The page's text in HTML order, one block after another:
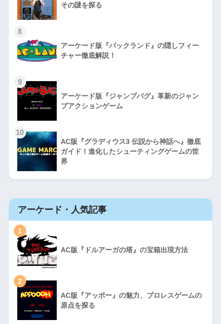
その謎を探る
8
アーケード版『パックランド』の隠しフィー
チャー徹底解説！
9
アーケード版『ジャンプバグ』革新のジャン
プアクションゲーム
10
AC版『グラディウス3 伝説から神話へ』徹底
ガイド！進化したシューティングゲームの世
界
アーケード・人気記事
1
AC版『ドルアーガの塔』の宝箱出現方法
2
AC版『アッポー』の魅力、プロレスゲームの
原点を探る